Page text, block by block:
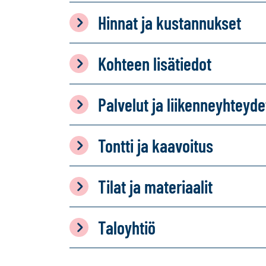
Hinnat ja kustannukset
Kohteen lisätiedot
Palvelut ja
Tontti ja kaavoitus
Tilat ja materiaalit
Taloyhtiö